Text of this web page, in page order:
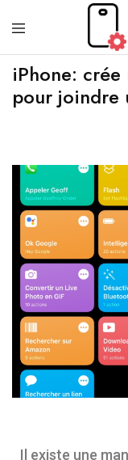
Chronomobile
Achat,
vente
et
réparation
de
iPhone:
pour joindre
Il existe une